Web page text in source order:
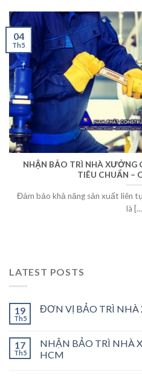
NHẬN BẢO TRÌ NHÀ XƯỞNG
TIÊU CHUẨN –
Đảm bảo khả năng sản xuất liên
là
04
Th5
LATEST POSTS
19
Th5
ĐƠN VỊ BẢO TRÌ
17
Th5
NHẬN BẢO TRÌ NHÀ
HCM